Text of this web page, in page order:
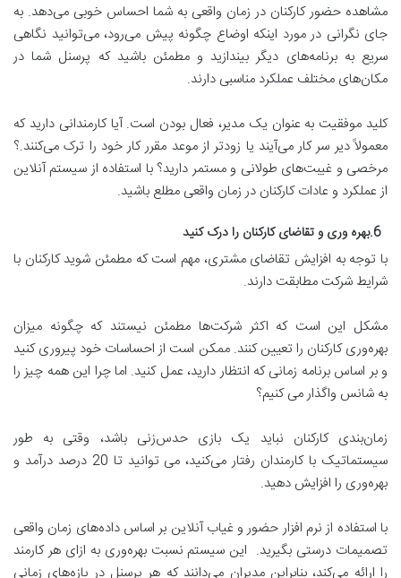
مشاهده حضور کارکنان در زمان واقعی به شما احساس خوبی می‌دهد. به
جای نگرانی در مورد اینکه اوضاع چگونه پیش می‌رود، می‌توانید نگاهی
سریع به برنامه‌های دیگر بیندازید و مطمئن باشید که پرسنل شما در
مکان‌های مختلف عملکرد مناسبی دارند.
کلید موفقیت به عنوان یک مدیر، فعال بودن است. آیا کارمندانی دارید که
معمولاً دیر سر کار می‌آیند یا زودتر از موعد مقرر کار خود را ترک می‌کنند.؟
مرخصی و غیبت‌های طولانی و مستمر دارید؟ با استفاده از سیستم آنلاین
از عملکرد و عادات کارکنان در زمان واقعی مطلع باشید.
6.بهره وری و تقاضای کارکنان را درک کنید
با توجه به افزایش تقاضای مشتری، مهم است که مطمئن شوید کارکنان با
شرایط شرکت مطابقت دارند.
مشکل این است که اکثر شرکت‌ها مطمئن نیستند که چگونه میزان
بهره‌وری کارکنان را تعیین کنند. ممکن است از احساسات خود پیروری کنید
و بر اساس برنامه زمانی که انتظار دارید، عمل کنید. اما چرا این همه چیز را
به شانس واگذار می کنیم؟
زمان‌بندی کارکنان نباید یک بازی حدس‌زنی باشد، وقتی به طور
سیستماتیک با کارمندان رفتار می‌کنید، می توانید تا 20 درصد درآمد و
بهره‌وری را افزایش دهید.
با استفاده از نرم افزار حضور و غیاب آنلاین بر اساس داده‌های زمان واقعی
تصمیمات درستی بگیرید. این سیستم نسبت بهره‌وری به ازای هر کارمند
را ارائه می‌کند، بنابراین مدیران می‌دانند که هر پرسنل در بازه‌های زمانی